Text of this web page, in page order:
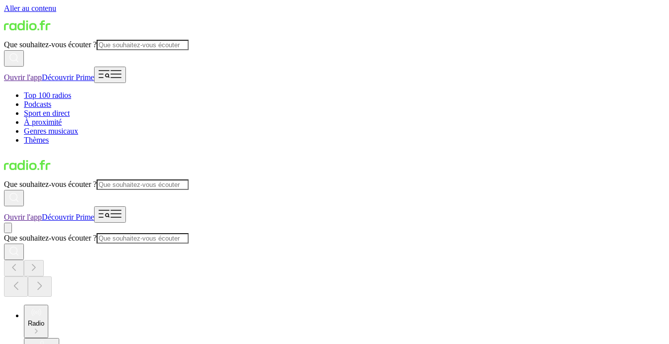
Aller au contenu
Que souhaitez-vous écouter ?
Ouvrir l'appDécouvrir Prime
Top 100 radios
Podcasts
Sport en direct
À proximité
Genres musicaux
Thèmes
Que souhaitez-vous écouter ?
Ouvrir l'appDécouvrir Prime
Que souhaitez-vous écouter ?
Radio